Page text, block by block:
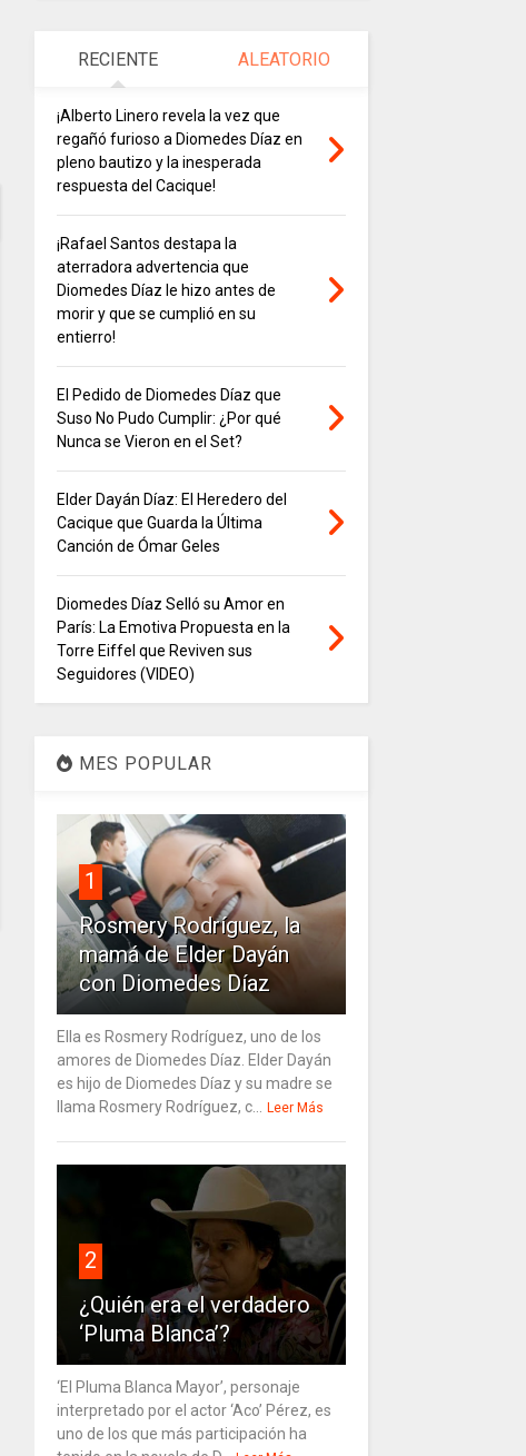
RECIENTE ALEATORIO
¡Alberto Linero revela la vez que
regañó furioso a Diomedes Díaz en
pleno bautizo y la inesperada
respuesta del Cacique!
¡Rafael Santos destapa la
aterradora advertencia que
Diomedes Díaz le hizo antes de
morir y que se cumplió en su
entierro!
El Pedido de Diomedes Díaz que
Suso No Pudo Cumplir: ¿Por qué
Nunca se Vieron en el Set?
Elder Dayán Díaz: El Heredero del
Cacique que Guarda la Última
Canción de Ómar Geles
Diomedes Díaz Selló su Amor en
París: La Emotiva Propuesta en la
Torre Eiffel que Reviven sus
Seguidores (VIDEO)
MES POPULAR
1
Rosmery Rodríguez, la
mamá de Elder Dayán
con Diomedes Díaz
Ella es Rosmery Rodríguez, uno de los
amores de Diomedes Díaz. Elder Dayán
es hijo de Diomedes Díaz y su madre se
llama Rosmery Rodríguez, c... Leer Más
2
¿Quién era el verdadero
‘Pluma Blanca’?
‘El Pluma Blanca Mayor’, personaje
interpretado por el actor ‘Aco’ Pérez, es
uno de los que más participación ha